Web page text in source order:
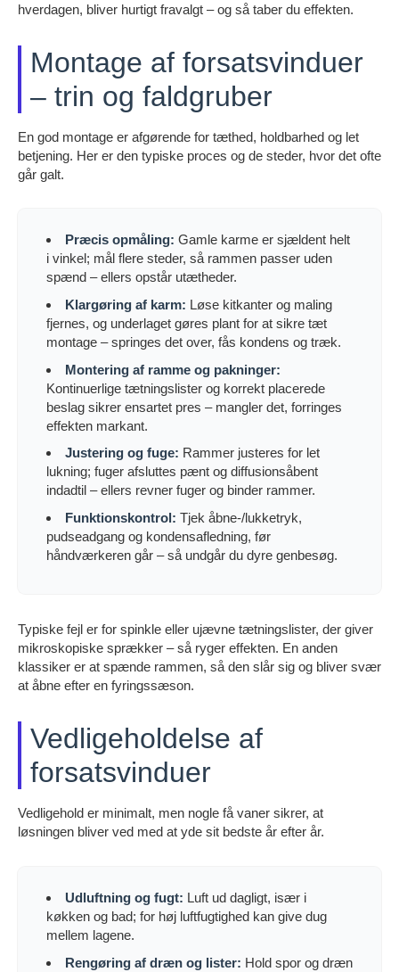
hverdagen, bliver hurtigt fravalgt – og så taber du effekten.
Montage af forsatsvinduer
– trin og faldgruber
En god montage er afgørende for tæthed, holdbarhed og let
betjening. Her er den typiske proces og de steder, hvor det ofte
går galt.
Præcis opmåling: Gamle karme er sjældent helt
i vinkel; mål flere steder, så rammen passer uden
spænd – ellers opstår utætheder.
Klargøring af karm: Løse kitkanter og maling
fjernes, og underlaget gøres plant for at sikre tæt
montage – springes det over, fås kondens og træk.
Montering af ramme og pakninger:
Kontinuerlige tætningslister og korrekt placerede
beslag sikrer ensartet pres – mangler det, forringes
effekten markant.
Justering og fuge: Rammer justeres for let
lukning; fuger afsluttes pænt og diffusionsåbent
indadtil – ellers revner fuger og binder rammer.
Funktionskontrol: Tjek åbne-/lukketryk,
pudseadgang og kondensafledning, før
håndværkeren går – så undgår du dyre genbesøg.
Typiske fejl er for spinkle eller ujævne tætningslister, der giver
mikroskopiske sprækker – så ryger effekten. En anden
klassiker er at spænde rammen, så den slår sig og bliver svær
at åbne efter en fyringssæson.
Vedligeholdelse af
forsatsvinduer
Vedligehold er minimalt, men nogle få vaner sikrer, at
løsningen bliver ved med at yde sit bedste år efter år.
Udluftning og fugt: Luft ud dagligt, især i
køkken og bad; for høj luftfugtighed kan give dug
mellem lagene.
Rengøring af dræn og lister: Hold spor og dræn